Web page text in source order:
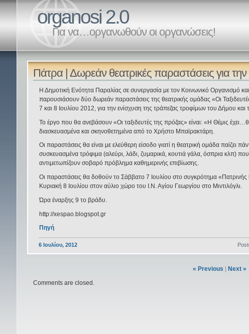
organosi 2.0
Για να…οργανωθούν οι οργανώσεις!
Πάτρα | Δωρεάν θεατρικές παραστάσεις για
Η Δημοτική Ενότητα Παραλίας σε συνεργασία με τον Κοινωνικό Οργανισμό
παρουσιάσουν δύο δωρεάν παραστάσεις της θεατρικής ομάδας «Οι
7 και 8 Ιουλίου 2012, για την ενίσχυση της τράπεζας τροφίμων του Δήμου
Το έργο που θα ανεβάσουν «Οι ταξιδευτές της πρόζας» είναι: «Η Θέμις
διασκευασμένα και σκηνοθετημένα από το Χρήστο Μπαϊρακτάρη.
Οι παραστάσεις θα είναι με ελεύθερη είσοδο γιατί η θεατρική ομάδα παίζει
συσκευασμένα τρόφιμα (αλεύρι, λάδι, ζυμαρικά, κουτιά γάλα, όσπρια κλπ)
αντιμετωπίζουν σοβαρό πρόβλημα καθημερινής επιβίωσης.
Οι παραστάσεις θα δοθούν το Σάββατο 7 Ιουλίου στο συγκρότημα «Πατρινής
Κυριακή 8 Ιουλίου στον αύλιο χώρο του Ι.Ν. Αγίου Γεωργίου στο Μιντιλόγλι.
Ώρα έναρξης 9 το βράδυ.
http://xespao.blogspot.gr
Πηγή
6 Ιουλίου, 2012
« Previous | Next »
Comments are closed.